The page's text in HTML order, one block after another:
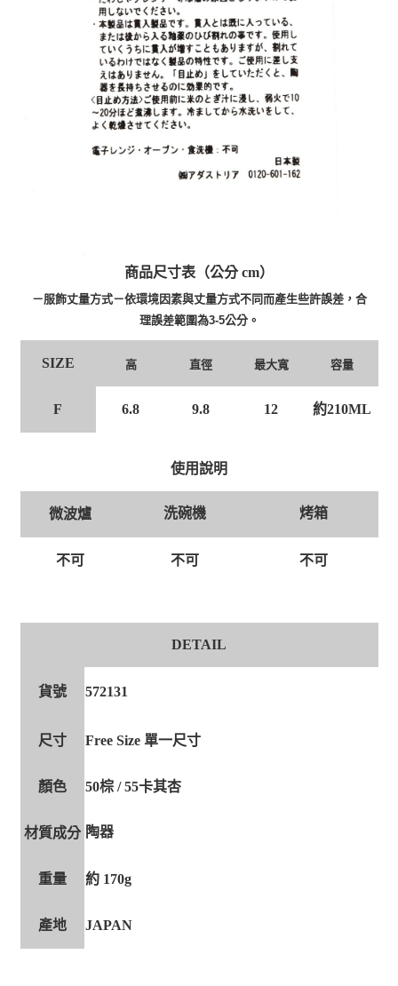
商品尺寸表（公分 cm）
－服飾丈量方式－依環境因素與丈量方式不同而產生些許誤差，合
理誤差範圍為3-5公分。
SIZE 高 直徑 最大寬 容量
F 6.8 9.8 12 約210ML
使用說明
微波爐 洗碗機 烤箱
不可 不可 不可
DETAIL
貨號 572131
尺寸 Free Size 單一尺寸
顏色 50棕 / 55卡其杏
材質成分 陶器
重量 約 170g
產地 JAPAN